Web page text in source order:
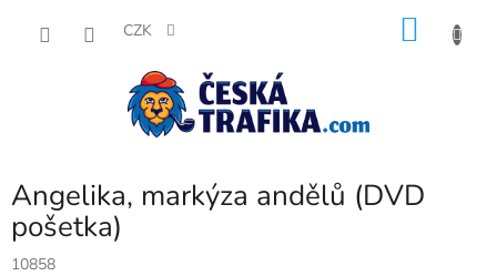
CZK
Angelika, markýza andělů (DVD
pošetka)
10858